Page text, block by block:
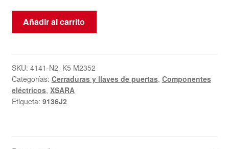
Cerradura
Puerta
Delantera
Derecha
del
Añadir al carrito
SKU: 4141-N2_K5 M2352
Categorías: Cerraduras y llaves de puertas, Componentes
eléctricos, XSARA
Etiqueta: 9136J2